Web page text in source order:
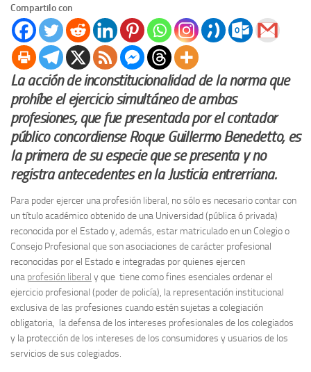
Compartilo con
La acción de inconstitucionalidad de la norma que
prohíbe el ejercicio simultáneo de ambas
profesiones, que fue presentada por el contador
público concordiense Roque Guillermo Benedetto, es
la primera de su especie que se presenta y no
registra antecedentes en la Justicia entrerriana.
Para poder ejercer una profesión liberal, no sólo es necesario contar con
un título académico obtenido de una Universidad (pública ó privada)
reconocida por el Estado y, además, estar matriculado en un Colegio o
Consejo Profesional que son asociaciones de carácter profesional
reconocidas por el Estado e integradas por quienes ejercen
una profesión liberal y que tiene como fines esenciales ordenar el
ejercicio profesional (poder de policía), la representación institucional
exclusiva de las profesiones cuando estén sujetas a colegiación
obligatoria, la defensa de los intereses profesionales de los colegiados
y la protección de los intereses de los consumidores y usuarios de los
servicios de sus colegiados.